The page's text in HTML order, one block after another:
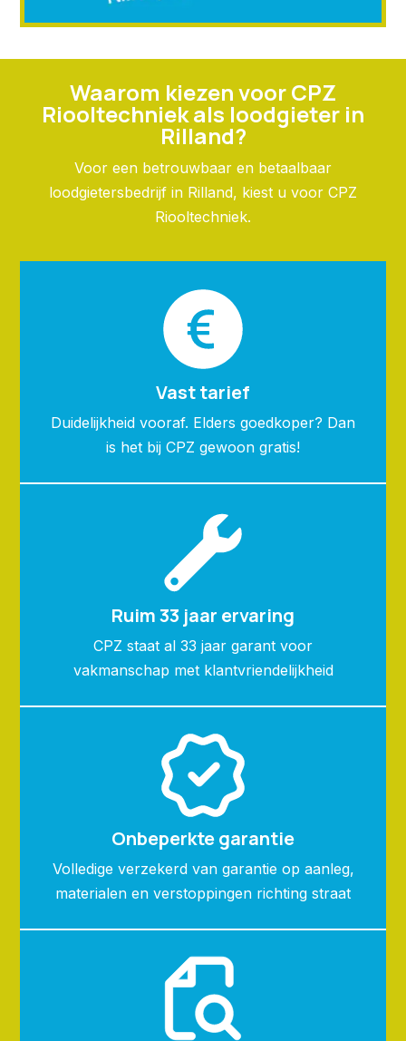
Waarom kiezen voor CPZ
Riooltechniek als loodgieter in
Rilland?
Voor een betrouwbaar en betaalbaar
loodgietersbedrijf in Rilland, kiest u voor CPZ
Riooltechniek.
Vast tarief
Duidelijkheid vooraf. Elders goedkoper? Dan
is het bij CPZ gewoon gratis!
Ruim 33 jaar ervaring
CPZ staat al 33 jaar garant voor
vakmanschap met klantvriendelijkheid
Onbeperkte garantie
Volledige verzekerd van garantie op aanleg,
materialen en verstoppingen richting straat